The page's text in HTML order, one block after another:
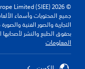
© 2026 Sony Interactive Entertainment Europe Limited (SIEE)
جميع المحتويات وأسماء
التجارية والصور الفنية
بحقوق الطبع والنشر
المعلومات